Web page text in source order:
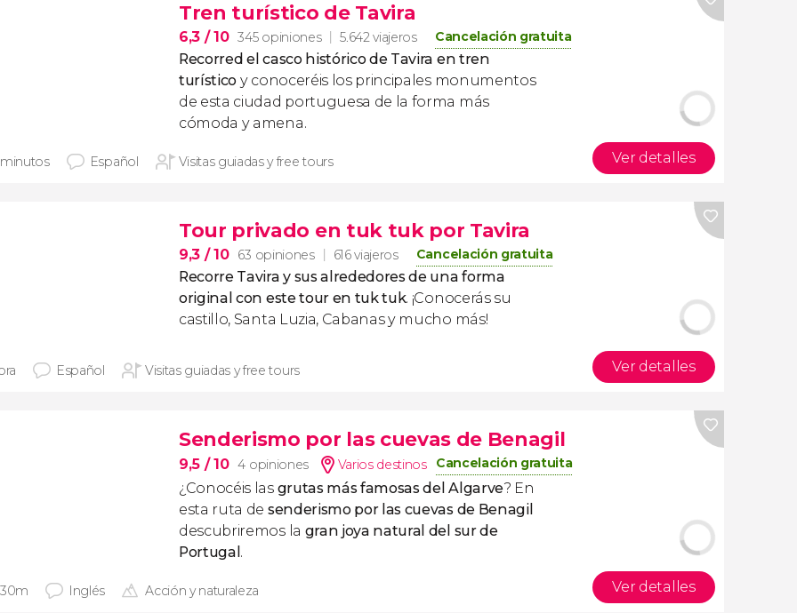
Tren turístico de Tavira
6,3 / 10 345 opiniones 5.642 viajeros Cancelación gratuita
Recorred el casco histórico de Tavira en tren
turístico y conoceréis los principales monumentos
de esta ciudad portuguesa de la forma más
cómoda y amena.
Español Visitas guiadas y free tours Ver detalles
Tour privado en tuk tuk por Tavira
9,3 / 10 63 opiniones 616 viajeros Cancelación gratuita
Recorre Tavira y sus alrededores de una forma
original con este tour en tuk tuk. ¡Conocerás su
castillo, Santa Luzia, Cabanas y mucho más!
Español Visitas guiadas y free tours Ver detalles
Senderismo por las cuevas de Benagil
9,5 / 10 4 opiniones Varios destinos Cancelación gratuita
¿Conocéis las grutas más famosas del Algarve? En
esta ruta de senderismo por las cuevas de Benagil
descubriremos la gran joya natural del sur de
Portugal .
Inglés Acción y naturaleza Ver detalles